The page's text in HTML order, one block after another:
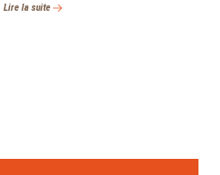
Lire la suite